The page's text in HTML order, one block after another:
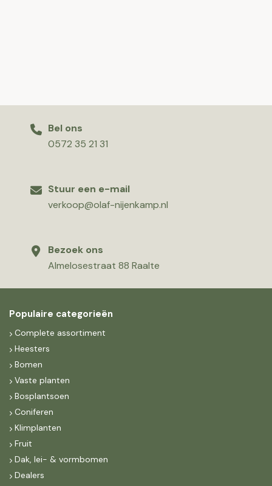
Bel ons
0572 35 21 31
Stuur een e-mail
verkoop@olaf-nijenkamp.nl
Bezoek ons
Almelosestraat 88 Raalte
Populaire categorieën
Complete assortiment
Heesters
Bomen
Vaste planten
Bosplantsoen
Coniferen
Klimplanten
Fruit
Dak, lei- & vormbomen
Dealers